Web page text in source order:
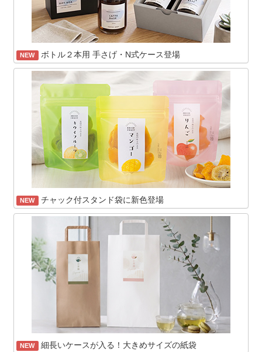
NEW ボトル２本用 手さげ・N式ケース登場
NEW チャック付スタンド袋に新色登場
NEW 細長いケースが入る！大きめサイズの紙袋